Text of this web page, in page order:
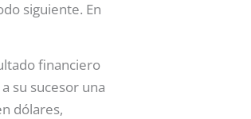
siguiente. En
financiero
su sucesor una
dólares,